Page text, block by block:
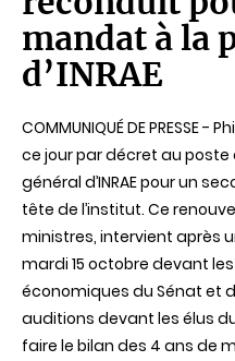
mandat à la
d’INRAE
COMMUNIQUÉ DE PRESSE
ce jour par décret au
général d’INRAE pour un
tête de l’institut. Ce
ministres, intervient après
mardi 15 octobre devant
économiques du Sénat et
auditions devant les élus
faire le bilan des 4 ans de